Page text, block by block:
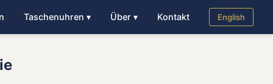
Taschenuhren ▾ Über ▾ Kontakt English